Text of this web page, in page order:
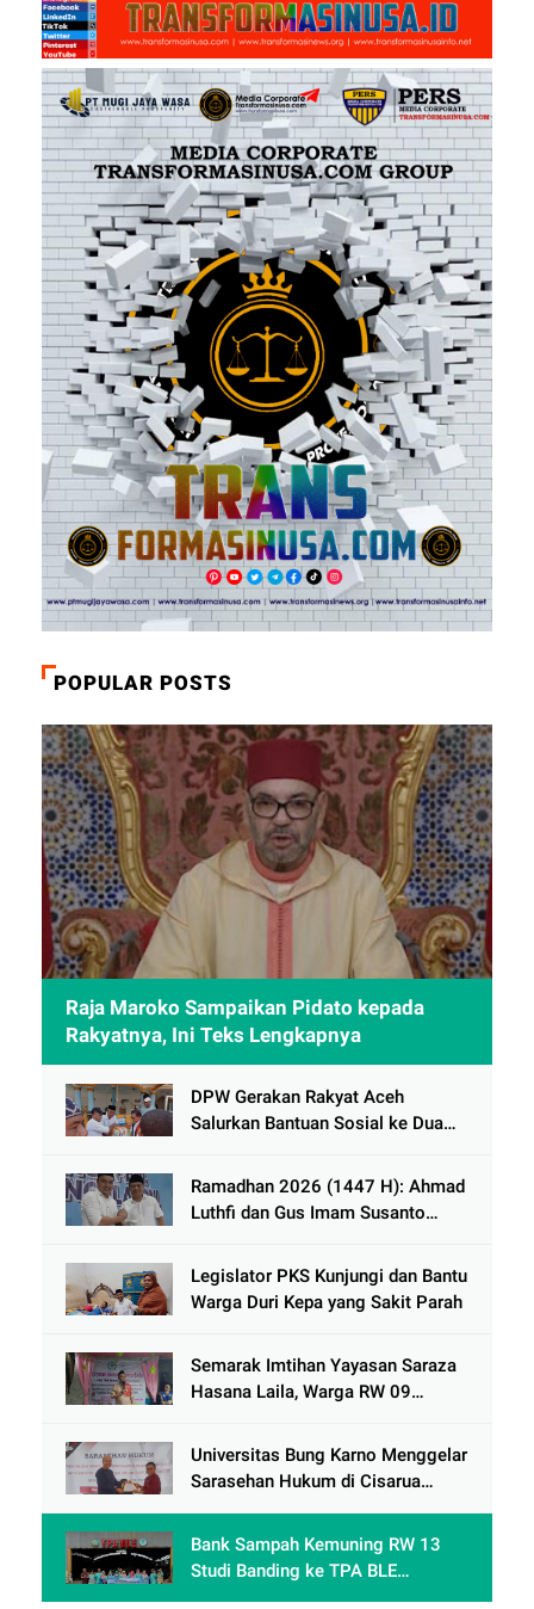
POPULAR POSTS
Raja Maroko Sampaikan Pidato kepada
Rakyatnya, Ini Teks Lengkapnya
DPW Gerakan Rakyat Aceh
Salurkan Bantuan Sosial ke Dua
Ramadhan 2026 (1447 H): Ahmad
Luthfi dan Gus Imam Susanto
Berkelanjutan
Legislator PKS Kunjungi dan Bantu
Warga Duri Kepa yang Sakit Parah
Semarak Imtihan Yayasan Saraza
Hasana Laila, Warga RW 09
Sambut Ramadhan 1447 Hijriah
Universitas Bung Karno Menggelar
Sarasehan Hukum di Cisarua
meningkatkan pemahaman
akademis Mahasiswa Fakultas
Bank Sampah Kemuning RW 13
Studi Banding ke TPA BLE
Banyumas: Belajar Mengolah